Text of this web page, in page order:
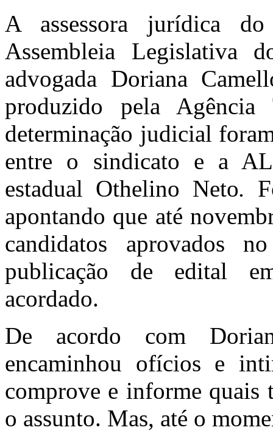
A assessora jurídica
Assembleia Legislativa
advogada Doriana
produzido pela
determinação judicial
entre o sindicato e a
estadual Othelino Neto.
apontando que até
candidatos aprovados
publicação de edital
acordado.
De acordo com
encaminhou ofícios e
comprove e informe quais
o assunto. Mas, até o